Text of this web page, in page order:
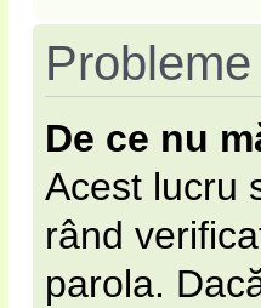
De ce nu
Acest lucru
rând
parola.